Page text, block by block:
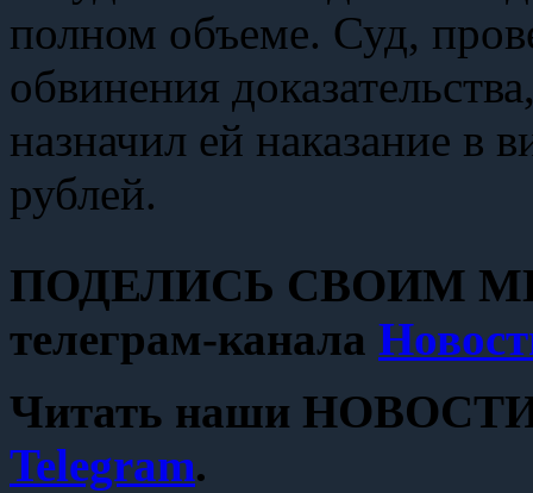
полном объеме. Суд,
обвинения
назначил ей наказание в
рублей.
ПОДЕЛИСЬ СВОИМ
телеграм-канала
Читать наши НОВОСТИ
Telegram.